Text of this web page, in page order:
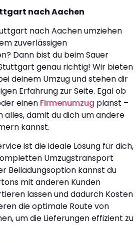
nach Aachen
nach Aachen umziehen
zuverlässigen
Dann bist du beim Sauer
genau richtig! Wir bieten
deinem Umzug und stehen dir
Erfahrung zur Seite. Egal ob
einen Firmenumzug planst –
alles, damit du dich um andere
kannst.
ist die ideale Lösung für dich,
Umzugstransport
Beiladungsoption kannst du
mit anderen Kunden
lassen und dadurch Kosten
die optimale Route von
um die Lieferungen effizient zu